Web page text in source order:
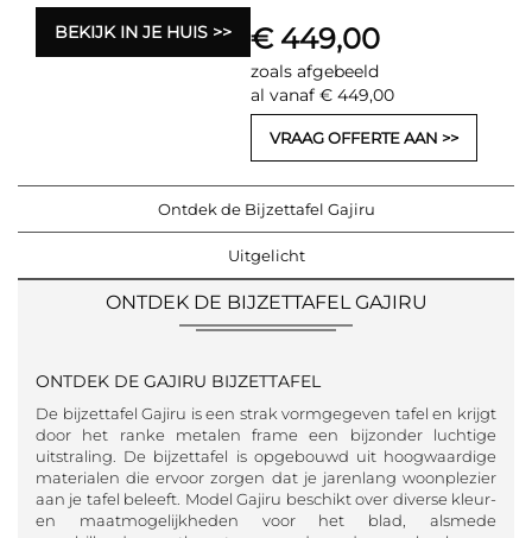
BEKIJK IN JE HUIS € 449,00
zoals afgebeeld
al vanaf € 449,00
VRAAG OFFERTE AAN
Ontdek de Bijzettafel Gajiru
Uitgelicht
ONTDEK DE BIJZETTAFEL GAJIRU
ONTDEK DE GAJIRU BIJZETTAFEL
De bijzettafel Gajiru is een strak vormgegeven tafel en krijgt
door het ranke metalen frame een bijzonder luchtige
uitstraling. De bijzettafel is opgebouwd uit hoogwaardige
materialen die ervoor zorgen dat je jarenlang woonplezier
aan je tafel beleeft. Model Gajiru beschikt over diverse kleur-
en maatmogelijkheden voor het blad, alsmede